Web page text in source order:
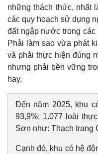
những thách thức, nhất
các quy hoạch sử dụng
đất ngập nước trong các
Phải làm sao vừa phát
và phải thực hiện đúng
nhưng phải bền vững
hay.
Đến năm 2025, khu
93,9%; 1.077 loài
Sơn như: Thạch
Cạnh đó, khu có hệ